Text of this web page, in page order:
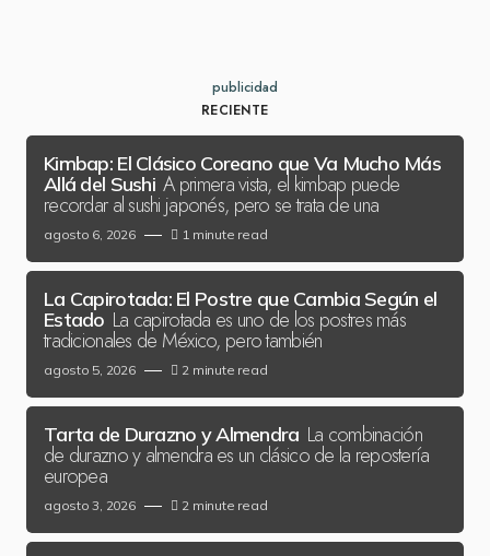
publicidad
RECIENTE
Kimbap: El Clásico Coreano que Va Mucho Más
Allá del Sushi A primera vista, el kimbap puede
recordar al sushi japonés, pero se trata de una
agosto 6, 2026 1 minute read
La Capirotada: El Postre que Cambia Según el
Estado La capirotada es uno de los postres más
tradicionales de México, pero también
agosto 5, 2026 2 minute read
Tarta de Durazno y Almendra La combinación
de durazno y almendra es un clásico de la repostería
europea
agosto 3, 2026 2 minute read